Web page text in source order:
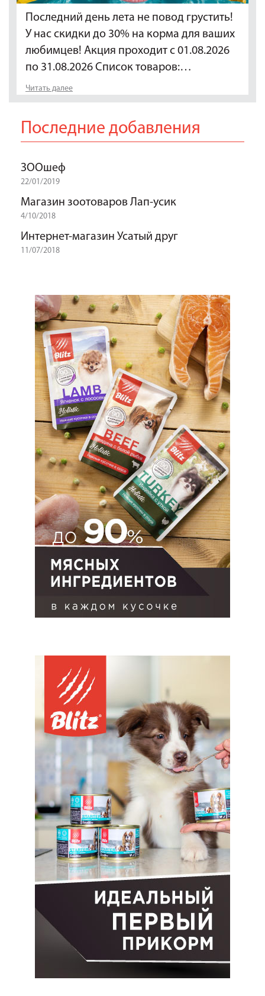
Последний день лета не повод грустить!
У нас скидки до 30% на корма для ваших
любимцев! Акция проходит с 01.08.2026
по 31.08.2026 Список товаров:…
Читать далее
Последние добавления
ЗООшеф
22/01/2019
Магазин зоотоваров Лап-усик
4/10/2018
Интернет-магазин Усатый друг
11/07/2018